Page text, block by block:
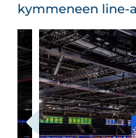
kymmeneen line-